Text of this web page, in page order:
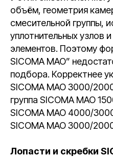
объём, геометрия
смесительной группы,
уплотнительных узлов
элементов. Поэтому
SICOMA MAO”
подбора. Корректнее
SICOMA MAO 3000/
группа SICOMA MAO
SICOMA MAO 4000/
SICOMA MAO 3000/
Лопасти и скребки